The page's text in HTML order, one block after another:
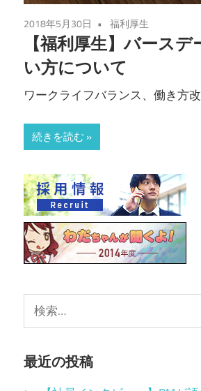
2018年5月30日 福利厚生
【福利厚生】バースデ
い方について
ワークライフバランス、働き方
続きを読む
最近の投稿